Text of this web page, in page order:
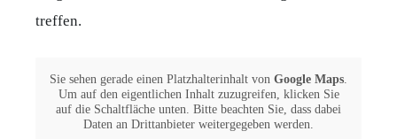
treffen.
Sie sehen gerade einen Platzhalterinhalt von Google Maps.
Um auf den eigentlichen Inhalt zuzugreifen, klicken Sie
auf die Schaltfläche unten. Bitte beachten Sie, dass dabei
Daten an Drittanbieter weitergegeben werden.